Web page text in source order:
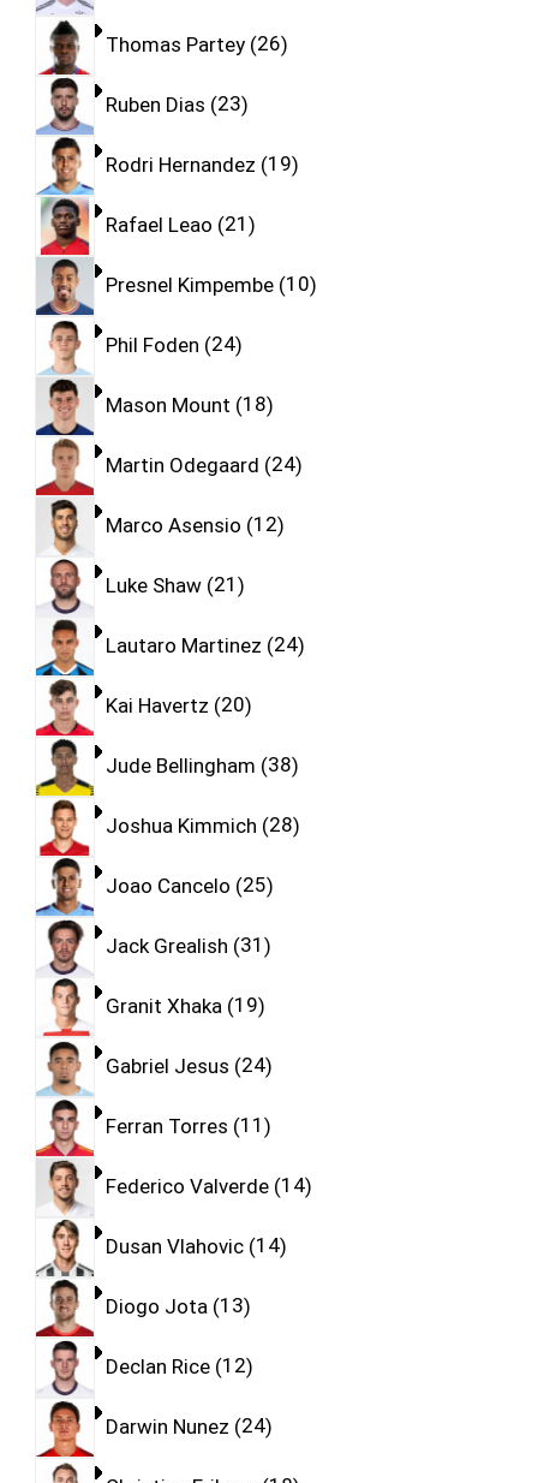
Thomas Partey 26
Ruben Dias 23
Rodri Hernandez 19
Rafael Leao 21
Presnel Kimpembe 10
Phil Foden 24
Mason Mount 18
Martin Odegaard 24
Marco Asensio 12
Luke Shaw 21
Lautaro Martinez 24
Kai Havertz 20
Jude Bellingham 38
Joshua Kimmich 28
Joao Cancelo 25
Jack Grealish 31
Granit Xhaka 19
Gabriel Jesus 24
Ferran Torres 11
Federico Valverde 14
Dusan Vlahovic 14
Diogo Jota 13
Declan Rice 12
Darwin Nunez 24